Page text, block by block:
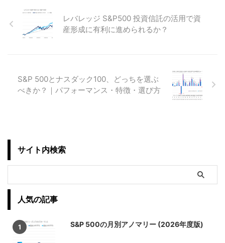
レバレッジ S&P500 投資信託の活用で資
産形成に有利に進められるか？
S&P 500とナスダック100、どっちを選ぶ
べきか？｜パフォーマンス・特徴・選び方
サイト内検索
人気の記事
S&P 500の月別アノマリー (2026年度版)